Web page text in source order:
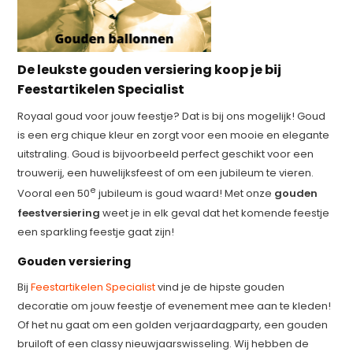
De leukste gouden versiering koop je bij
Feestartikelen Specialist
Royaal goud voor jouw feestje? Dat is bij ons mogelijk! Goud
is een erg chique kleur en zorgt voor een mooie en elegante
uitstraling. Goud is bijvoorbeeld perfect geschikt voor een
trouwerij, een huwelijksfeest of om een jubileum te vieren.
Vooral een 50e jubileum is goud waard! Met onze gouden
feestversiering weet je in elk geval dat het komende feestje
een sparkling feestje gaat zijn!
Gouden versiering
BijFeestartikelen Specialistvind je de hipste gouden
decoratie om jouw feestje of evenement mee aan te kleden!
Of het nu gaat om een golden verjaardagparty, een gouden
bruiloft of een classy nieuwjaarswisseling. Wij hebben de